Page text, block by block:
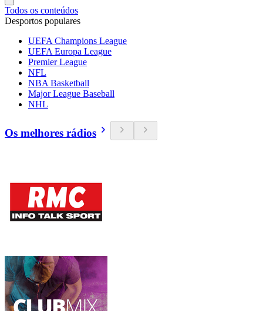
Todos os conteúdos
Desportos populares
UEFA Champions League
UEFA Europa League
Premier League
NFL
NBA Basketball
Major League Baseball
NHL
Os melhores rádios